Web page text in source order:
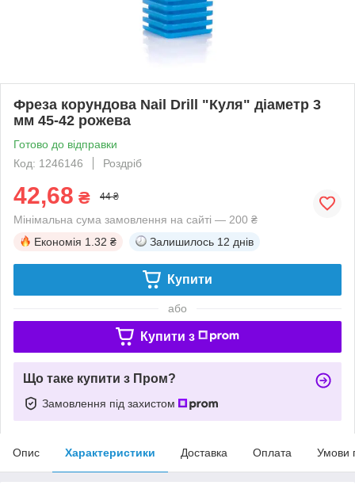
Фреза корундова Nail Drill "Куля" діаметр 3
мм 45-42 рожева
Готово до відправки
Код: 1246146
Роздріб
42,68 ₴ 44 ₴
Мінімальна сума замовлення на сайті — 200 ₴
Економія 1.32 ₴ Залишилось 12 днів
Купити
або
Купити з
Що таке купити з Пром?
Замовлення під захистом
Опис Характеристики Доставка Оплата Умови